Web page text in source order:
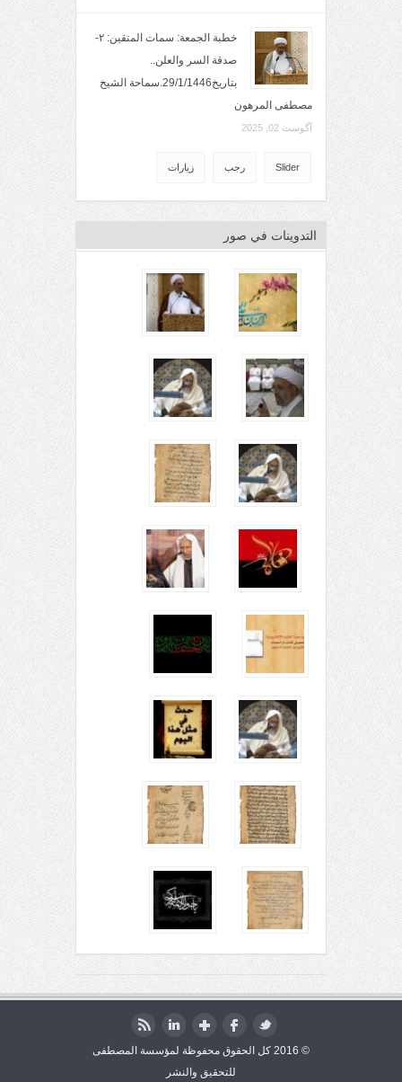
خطبة الجمعة: سمات المتقين: ٢-
صدقة السر والعلن..
بتاريخ29/1/1446.سماحة الشيخ
مصطفى المرهون
آگوست 02, 2025
Slider رجب زيارات
التدوينات في صور
© 2016 كل الحقوق محفوظة لمؤسسة المصطفى
للتحقيق والنشر